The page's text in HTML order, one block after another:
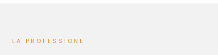
LA PROFESSIONE